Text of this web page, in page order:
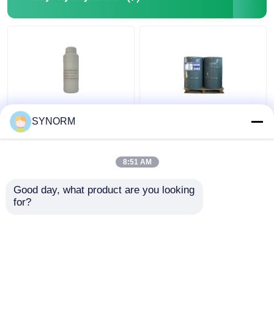
C10H12O2 moleculair
Formule Kleurloos
Soortelijk gewicht 1,08
Rangc6h5ch2och2
CHCH2 O Structureel
SYNORM
8:51 AM
Good day, what product are you looking
for?